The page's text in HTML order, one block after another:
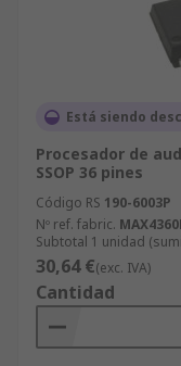
Está siendo
Procesador de
SSOP 36 pines
Código RS 190-6003P
Nº ref. fabric.
Subtotal 1 unidad
30,64 €(exc. IVA)
Cantidad